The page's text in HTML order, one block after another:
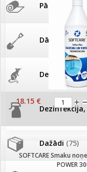
Pārklāji,
Dārza
Deratizācija,
Dažādi (75)
Tagad Vitrol GB arī
iepakojumā!
Tomātu diena
Ievešanas atļaujas
Visas datu drošības
vienuviet
18.15 €
SOFTCARE Smaku
POWER